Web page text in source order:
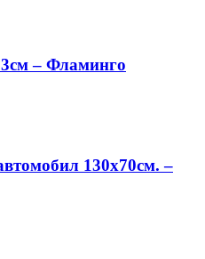
– Фламинго
130х70см. –